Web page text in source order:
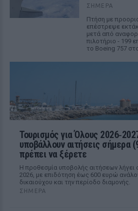
ΣΉΜΕΡΑ
Πτήση με
επέστρεψε
μετά από
πιλοτήριο - 199
το Boeing 757
Τουρισμός για Όλους
υποβάλλουν αιτήσεις σήμερα
πρέπει να ξέρετε
Η προθεσμία υποβολής αιτήσεων λήγει
2026, με επιδότηση έως 600 ευρώ
δικαιούχου και την περίοδο διαμονής.
ΣΉΜΕΡΑ